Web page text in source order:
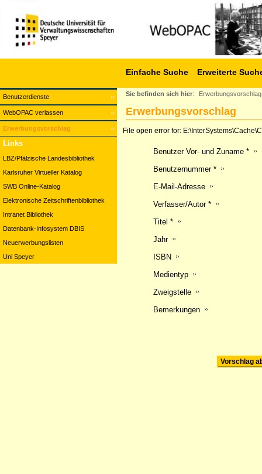
Benutzerdienste
WebOPAC verlassen
Erwerbungsvorschlag
Einfache Suche Erweiterte
Links
LBZ/Pfälzische Landesbibliothek
Karlsruher Virtueller Katalog
SWB Online-Katalog
Elektronische Zeitschriftenbibliothek
Intranet Bibliothek
Datenbank-Infosystem DBIS
Neuerwerbungslisten
Uni Speyer
Sie befinden sich hier: Erwerbungsvorschlag
Erwerbungsvorschlag
File open error for:
Benutzer Vor- und Zuname *
Benutzernummer *
E-Mail-Adresse
Verfasser/Autor *
Titel *
Jahr
ISBN
Medientyp
Zweigstelle
Bemerkungen